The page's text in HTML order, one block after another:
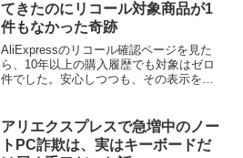
てきたのにリコール対象商品が1
件もなかった奇跡
AliExpressのリコール確認ページを見た
ら、10年以上の購入履歴でも対象はゼロ
件でした。安心しつつも、その表示をそ
アリエクスプレスで急増中のノー
トPC詐欺は、実はキーボードだ